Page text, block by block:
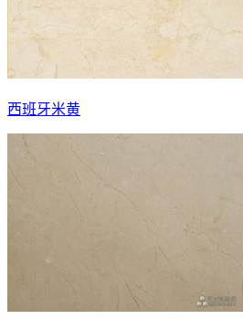
西班牙米黄